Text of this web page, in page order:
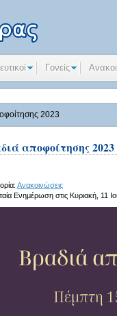
Γονείς
2023
αποφοίτησης 2023
Ανακοινώσεις
Ενημέρωση στις Κυριακή, 11